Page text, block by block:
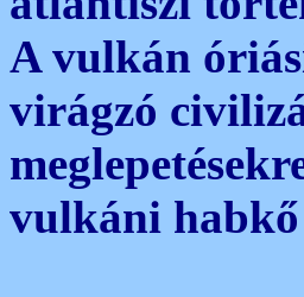
A vulkán
virágzó
vulkáni